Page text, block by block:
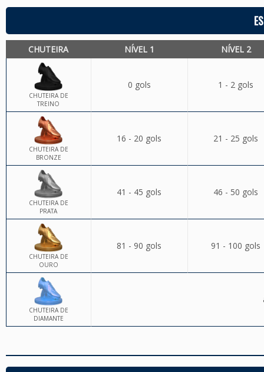
CHUTEIRA NÍVEL 1 NÍVEL 2
CHUTEIRA DE
TREINO
0 gols 1 - 2 gols
CHUTEIRA DE
BRONZE
16 - 20 gols 21 - 25 gols
CHUTEIRA DE
PRATA
41 - 45 gols 46 - 50 gols
CHUTEIRA DE
OURO
81 - 90 gols 91 - 100 gols
CHUTEIRA DE
DIAMANTE